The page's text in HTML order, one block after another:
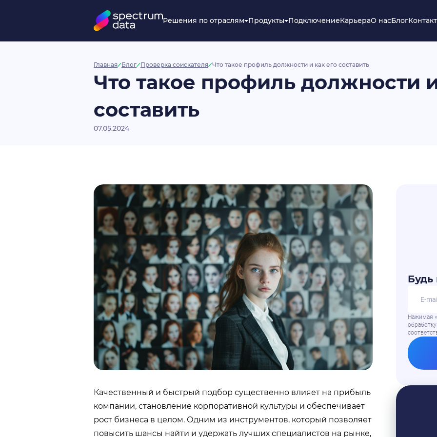
Решения по отраслям Продукты ПодключениеКарьераО насБлог
Главная Блог Проверка соискателя Что такое профиль должности и как его составить
Что такое профиль должности
составить
07.05.2024
Качественный и быстрый подбор существенно влияет на прибыль
компании, становление корпоративной культуры и обеспечивает
рост бизнеса в целом. Одним из инструментов, который позволяет
повысить шансы найти и удержать лучших специалистов на рынке,
Будь
Нажимая